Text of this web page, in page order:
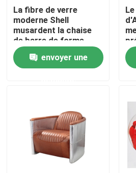
Contrôle de qualité
Contactez-nous
Demandez une citation
Chaise se reposante moderne
Chaise de loisirs moderne
Chaise moderne de restaurant
La fibre de verre
moderne Shell
musardent la chaise
de barre de forme
avec la base
60*64*80cm de pivot
envoyer une
de